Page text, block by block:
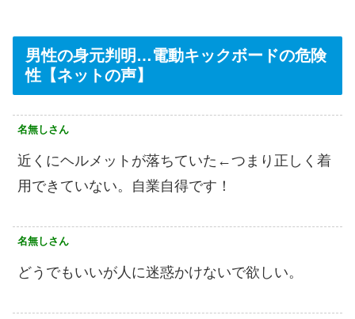
男性の身元判明…電動キックボードの危険
性【ネットの声】
名無しさん
近くにヘルメットが落ちていた←つまり正しく着
用できていない。自業自得です！
名無しさん
どうでもいいが人に迷惑かけないで欲しい。